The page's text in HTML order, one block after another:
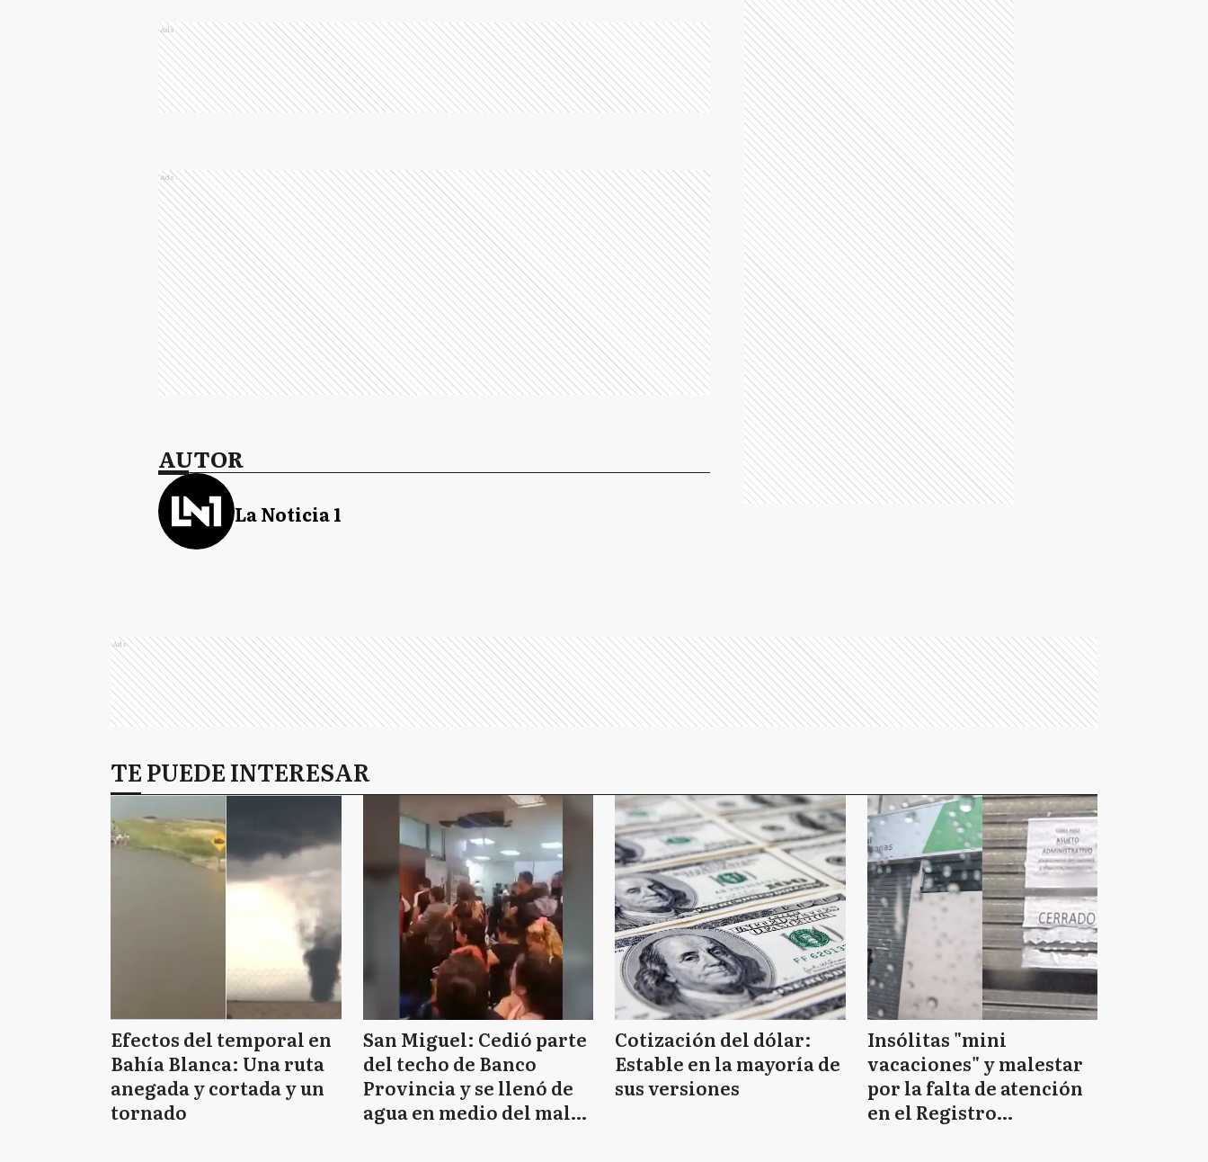
Ads
Ads
AUTOR
La Noticia 1
A Alberti
AB Almirante Brown
A Arrecifes
A Avellaneda
A Ayacucho
A Azul
BB Bahía Blanca
B Baradero
BJ Benito Juarez
B Berazategui
B Berisso
B Bolívar
B Bragado
Ads
TE PUEDE INTERESAR
Efectos del temporal en
Bahía Blanca: Una ruta
anegada y cortada y un
tornado
San Miguel: Cedió parte
del techo de Banco
Provincia y se llenó de
agua en medio del mal
Cotización del dólar:
Estable en la mayoría de
sus versiones
Insólitas "mini
vacaciones" y malestar
por la falta de atención
en el Registro